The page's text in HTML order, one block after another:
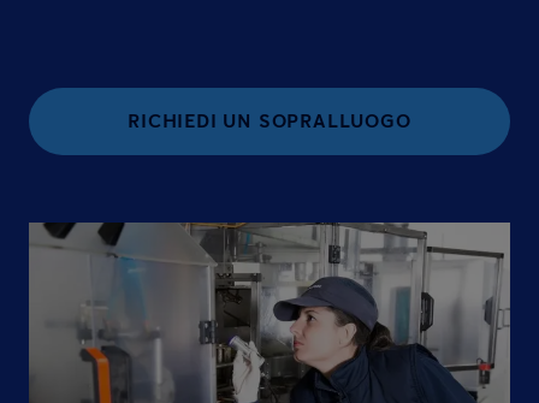
RICHIEDI UN SOPRALLUOGO